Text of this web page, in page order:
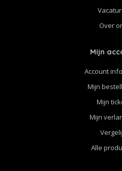
Over
Mijn
Account
Mijn
Mijn
Mijn
Alle